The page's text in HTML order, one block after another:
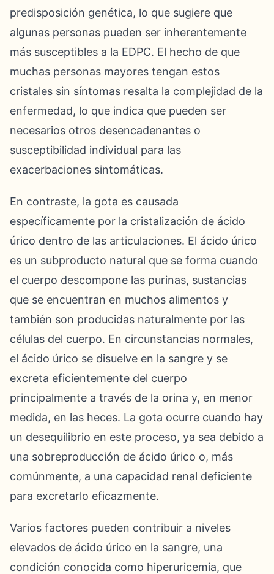
predisposición genética, lo que sugiere que
algunas personas pueden ser inherentemente
más susceptibles a la EDPC. El hecho de que
muchas personas mayores tengan estos
cristales sin síntomas resalta la complejidad de la
enfermedad, lo que indica que pueden ser
necesarios otros desencadenantes o
susceptibilidad individual para las
exacerbaciones sintomáticas.
En contraste, la gota es causada
específicamente por la cristalización de ácido
úrico dentro de las articulaciones. El ácido úrico
es un subproducto natural que se forma cuando
el cuerpo descompone las purinas, sustancias
que se encuentran en muchos alimentos y
también son producidas naturalmente por las
células del cuerpo. En circunstancias normales,
el ácido úrico se disuelve en la sangre y se
excreta eficientemente del cuerpo
principalmente a través de la orina y, en menor
medida, en las heces. La gota ocurre cuando hay
un desequilibrio en este proceso, ya sea debido a
una sobreproducción de ácido úrico o, más
comúnmente, a una capacidad renal deficiente
para excretarlo eficazmente.
Varios factores pueden contribuir a niveles
elevados de ácido úrico en la sangre, una
condición conocida como hiperuricemia, que